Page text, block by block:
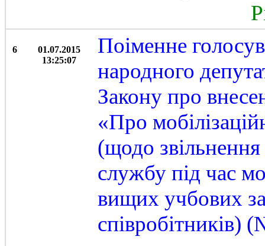
6
01.07.2015
13:25:07
Поіменне
народного
Закону про
«Про
(щодо звільнення
службу під час
вищих учбових
співробітників)